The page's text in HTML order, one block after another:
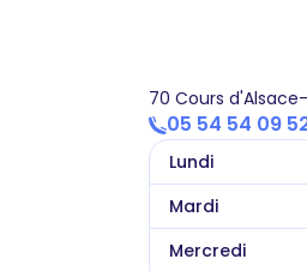
70 Cours
05 54 54 09
Lundi
Mardi
Mercredi